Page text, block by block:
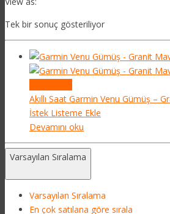
Tek bir sonuç gösteriliyor
Akıllı Saat Garmin Venu Gümüş –
İstek Listeme Ekle
Devamını oku
Varsayılan Sıralama
Varsayılan Sıralama
En çok satılana göre sırala